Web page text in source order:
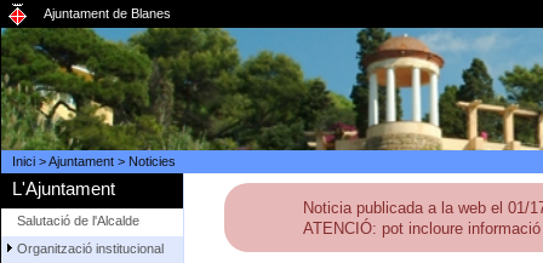
Ajuntament de Blanes
Inici>Ajuntament> Noticies
L'Ajuntament
Salutació de l'Alcalde
Organització institucional
Noticia publicada a la web el 01/
ATENCIÓ: pot incloure